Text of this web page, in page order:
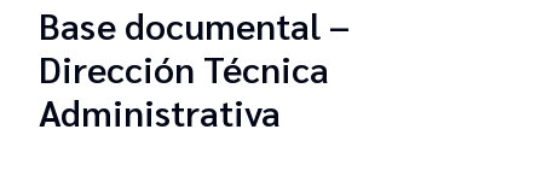
Base documental –
Dirección Técnica
Administrativa